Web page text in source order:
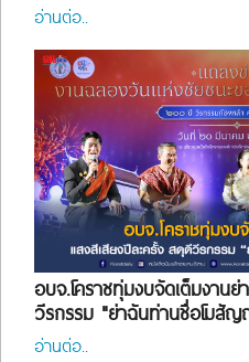
อ่านต่อ..
อบจ.โคราชทุ่มงบจัดเต็มงานย่
วีรกรรม "ย่าฉันท่านชื่อโมสั
อ่านต่อ..